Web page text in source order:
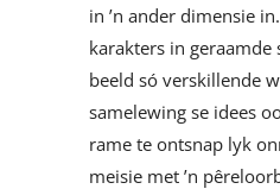
in ’n ander dimensie
karakters in geraamde
beeld só verskillende
samelewing se idees
rame te ontsnap lyk
meisie met ’n